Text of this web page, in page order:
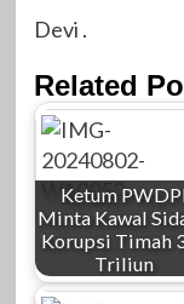
Devi .
Related
Ketum
Minta Kawal
Korupsi Timah
Triliun